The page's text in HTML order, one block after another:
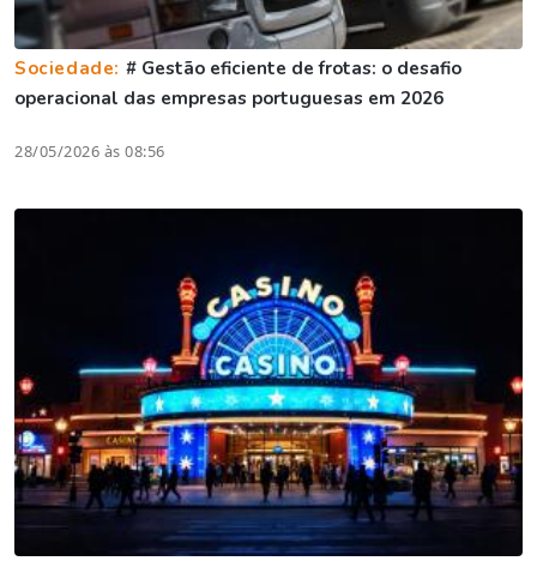
Sociedade: # Gestão eficiente de frotas: o desafio
operacional das empresas portuguesas em 2026
28/05/2026 às 08:56